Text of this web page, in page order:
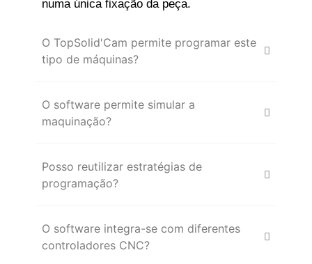
numa única fixação da peça.
O TopSolid'Cam permite programar este
tipo de máquinas?
O software permite simular a
maquinação?
Posso reutilizar estratégias de
programação?
O software integra-se com diferentes
controladores CNC?